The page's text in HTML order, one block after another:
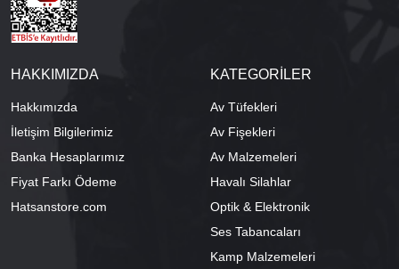
HAKKIMIZDA
Hakkımızda
İletişim Bilgilerimiz
Banka Hesaplarımız
Fiyat Farkı Ödeme
Hatsanstore.com
KATEGORİLER
Av Tüfekleri
Av Fişekleri
Av Malzemeleri
Havalı Silahlar
Optik & Elektronik
Ses Tabancaları
Kamp Malzemeleri